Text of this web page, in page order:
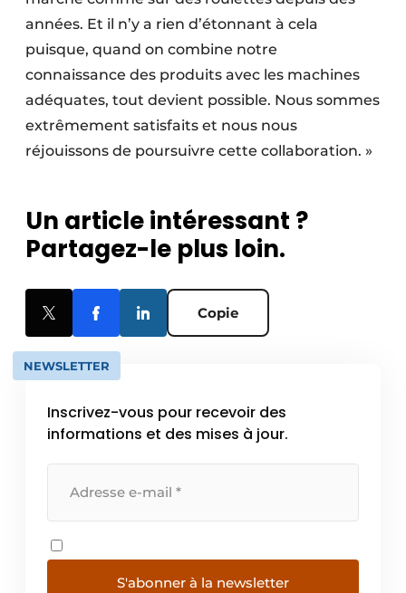
années. Et il n’y a rien d’étonnant à cela
puisque, quand on combine notre
connaissance des produits avec les machines
adéquates, tout devient possible. Nous sommes
extrêmement satisfaits et nous nous
réjouissons de poursuivre cette collaboration. »
Un article intéressant ?
Partagez-le plus loin.
Copie
NEWSLETTER
Inscrivez-vous pour recevoir des
informations et des mises à jour.
S'abonner à la newsletter